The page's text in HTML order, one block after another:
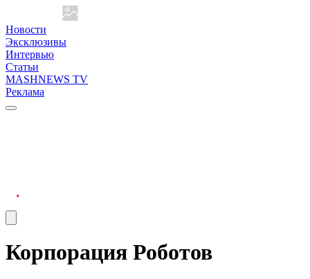
Новости
Эксклюзивы
Интервью
Статьи
MASHNEWS TV
Реклама
Корпорация Роботов